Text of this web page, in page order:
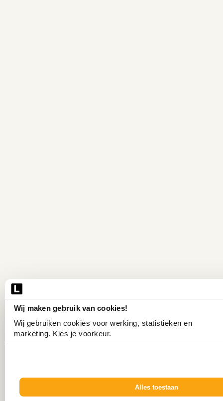
Wij maken gebruik van cookies!
Wij gebruiken cookies voor werking, statistieken en
marketing. Kies je voorkeur.
Alles toestaan